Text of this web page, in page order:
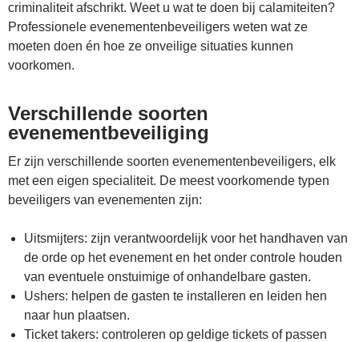
criminaliteit afschrikt. Weet u wat te doen bij calamiteiten?
Professionele evenementenbeveiligers weten wat ze
moeten doen én hoe ze onveilige situaties kunnen
voorkomen.
Verschillende soorten
evenementbeveiliging
Er zijn verschillende soorten evenementenbeveiligers, elk
met een eigen specialiteit. De meest voorkomende typen
beveiligers van evenementen zijn:
Uitsmijters: zijn verantwoordelijk voor het handhaven van
de orde op het evenement en het onder controle houden
van eventuele onstuimige of onhandelbare gasten.
Ushers: helpen de gasten te installeren en leiden hen
naar hun plaatsen.
Ticket takers: controleren op geldige tickets of passen